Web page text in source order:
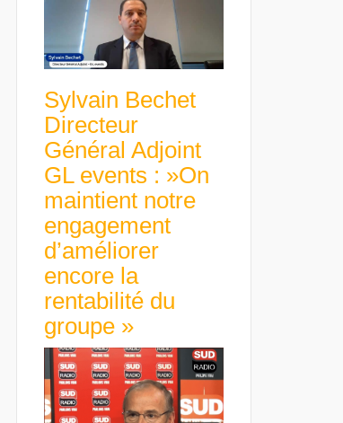
Euro numérique : la BCE
avance avec un frein à main !
Sylvain Bechet
Directeur
Général Adjoint
GL events : »On
maintient notre
engagement
d’améliorer
encore la
rentabilité du
groupe »